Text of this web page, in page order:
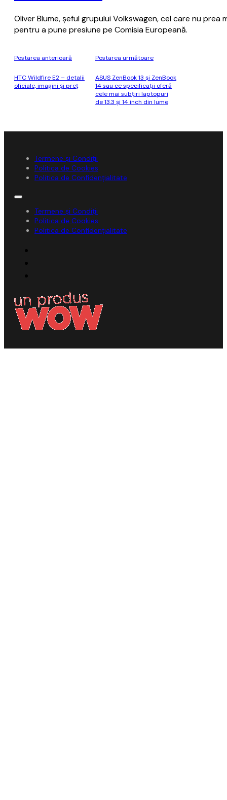
Oliver Blume, şeful grupului Volkswagen, cel care nu
pentru a pune presiune pe Comisia Europeană.
Postarea anterioară
HTC Wildfire E2 – detalii
oficiale, imagini şi preţ
Postarea următoare
ASUS ZenBook 13 și ZenBook
14 sau ce specificații oferă
cele mai subțiri laptopuri
de 13.3 și 14 inch din lume
Termene și Condiții
Politica de Cookies
Politica de Confidențialitate
Termene și Condiții
Politica de Cookies
Politica de Confidențialitate